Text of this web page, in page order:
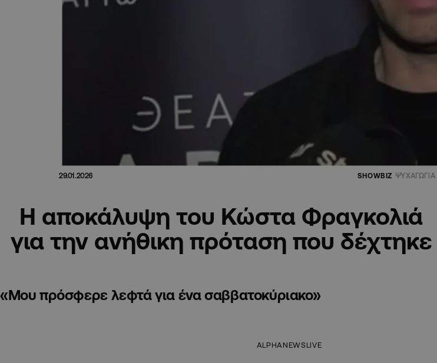
29.01.2026 SHOWBIZ ΨΥΧΑΓΩΓΙΑ
Η αποκάλυψη του Κώστα Φραγκολιά
για την ανήθικη πρόταση που δέχτηκε
«Μου πρόσφερε λεφτά για ένα σαββατοκύριακο»
ALPHANEWSLIVE